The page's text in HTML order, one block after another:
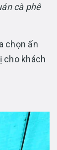
cà phê
chọn ấn
cho khách